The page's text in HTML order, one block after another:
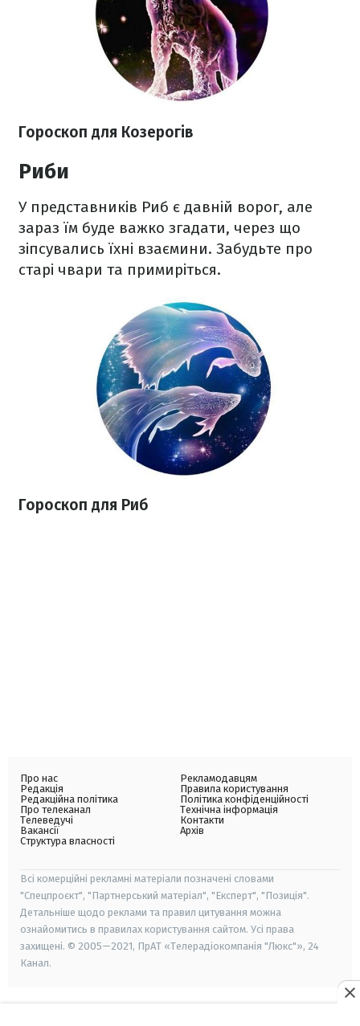
Гороскоп для Козерогів
Риби
У представників Риб є давній ворог, але
зараз їм буде важко згадати, через що
зіпсувались їхні взаємини. Забудьте про
старі чвари та примиріться.
Гороскоп для Риб
Про нас
Редакція
Редакційна політика
Про телеканал
Телеведучі
Вакансії
Структура власності
Рекламодавцям
Правила користування
Політика конфіденційності
Технічна інформація
Контакти
Архів
Всі комерційні рекламні матеріали позначені словами
"Спецпроєкт", "Партнерський матеріал", "Експерт", "Позиція".
Детальніше щодо реклами та правил цитування можна
ознайомитись в правилах користування сайтом. Усі права
захищені. © 2005—2021, ПрАТ «Телерадіокомпанія "Люкс"», 24
Канал.